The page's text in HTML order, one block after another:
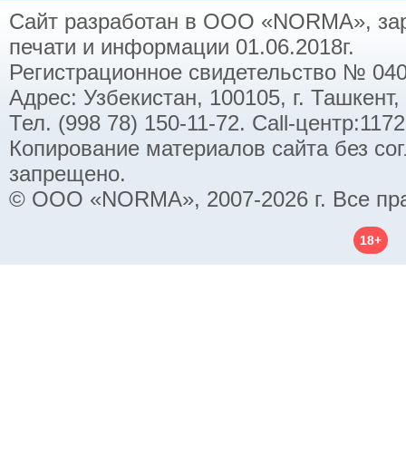
Сайт разработан в ООО «NORMA»,
печати и информации 01.06.2018г.
Регистрационное свидетельство №
Адрес: Узбекистан, 100105, г.
Тел. (998 78) 150-11-72. Call-
Копирование материалов сайта без
запрещено.
© ООО «NORMA», 2007-2026 г. Все
18+